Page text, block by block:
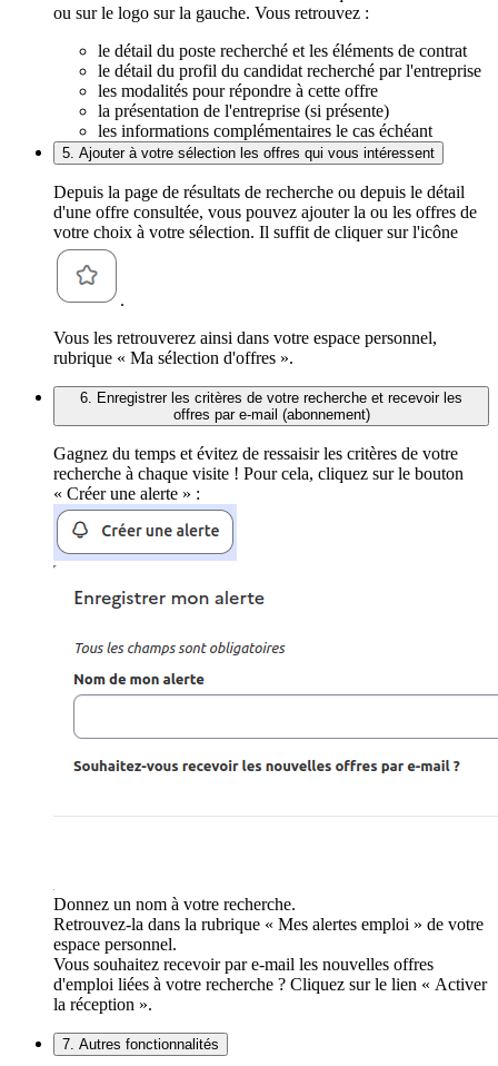
ou sur le logo sur la gauche. Vous retrouvez :
le détail du poste recherché et les éléments de contrat
le détail du profil du candidat recherché par l'entreprise
les modalités pour répondre à cette offre
la présentation de l'entreprise (si présente)
les informations complémentaires le cas échéant
5. Ajouter à votre sélection les offres qui vous intéressent
Depuis la page de résultats de recherche ou depuis le détail
d'une offre consultée, vous pouvez ajouter la ou les offres de
votre choix à votre sélection. Il suffit de cliquer sur l'icône
.
Vous les retrouverez ainsi dans votre espace personnel,
rubrique « Ma sélection d'offres ».
6. Enregistrer les critères de votre recherche et recevoir les
offres par e-mail (abonnement)
Gagnez du temps et évitez de ressaisir les critères de votre
recherche à chaque visite ! Pour cela, cliquez sur le bouton
« Créer une alerte » :
Donnez un nom à votre recherche.
Retrouvez-la dans la rubrique « Mes alertes emploi » de votre
espace personnel.
Vous souhaitez recevoir par e-mail les nouvelles offres
d'emploi liées à votre recherche ? Cliquez sur le lien « Activer
la réception ».
7. Autres fonctionnalités